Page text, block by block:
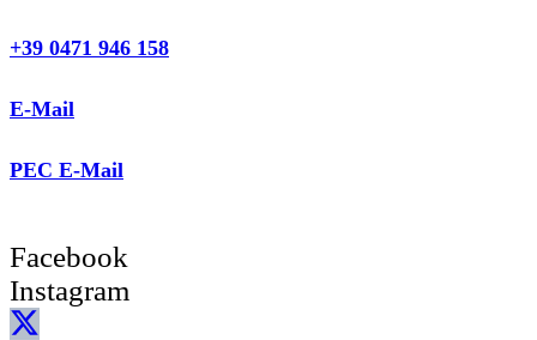
+39 0471 946 158
E-Mail
PEC E-Mail
Facebook
Instagram